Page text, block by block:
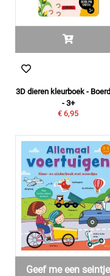
3D dieren kleurboek -
- 3+
€ 6,95
Geef me een seintje